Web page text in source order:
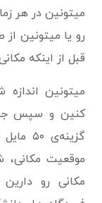
میتونین در هر
رو یا میتونین
قبل از اینکه
میتونین
کنین و سپس
موقعیت مکانی،
مکانی رو